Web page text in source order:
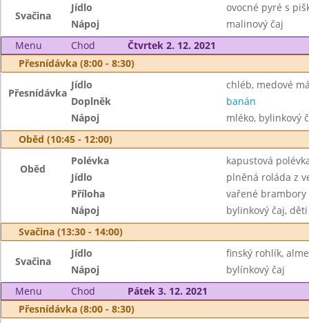
Svačina
Jídlo
ovocné pyré s
Nápoj
malinový čaj
Menu
Chod
Čtvrtek 2. 12. 2021
Přesnídávka (8:00 - 8:30)
Přesnídávka
Jídlo
chléb, medové
Doplněk
banán
Nápoj
mléko, bylinkový
Oběd (10:45 - 12:00)
Oběd
Polévka
kapustová
Jídlo
plněná roláda z
Příloha
vařené brambory
Nápoj
bylinkový čaj,
Svačina (13:30 - 14:00)
Svačina
Jídlo
finský rohlík,
Nápoj
bylínkový čaj
Menu
Chod
Pátek 3. 12. 2021
Přesnídávka (8:00 - 8:30)